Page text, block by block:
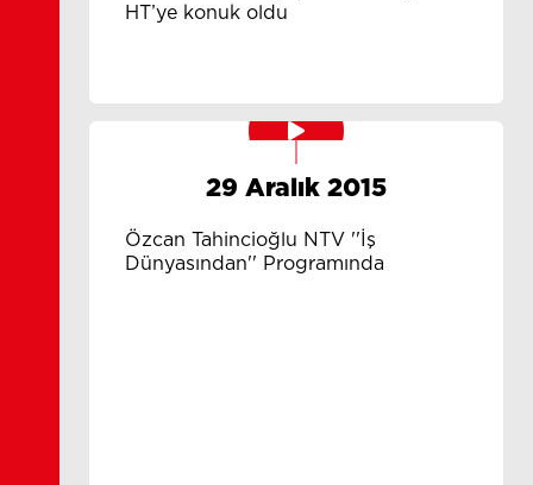
HT’ye konuk oldu
29 Aralık 2015
Özcan Tahincioğlu NTV ''İş
Dünyasından'' Programında